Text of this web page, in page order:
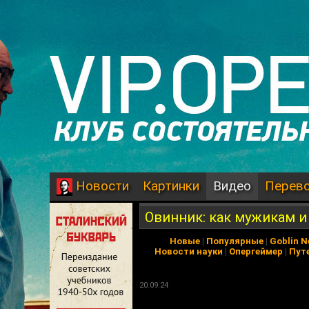
Новости Картинки Видео
Овинник: как мужикам
Новые | Популярные | Goblin
Новости науки | Опергеймер |
20.09.24